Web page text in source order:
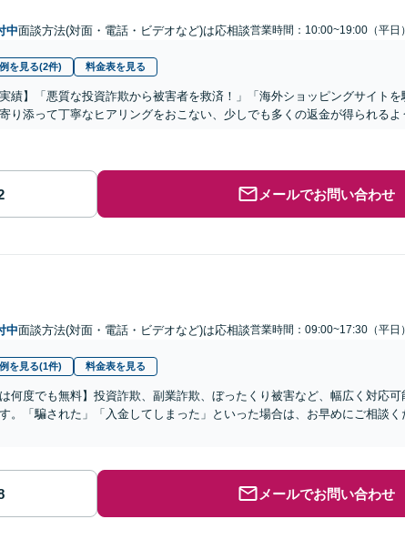
中面談方法(対面・電話・ビデオなど)は応相談営業時間：10:00~19:00（平日）
を見る(2件) 料金表を見る
績】「悪質な投資詐欺から被害者を救済！」「海外ショッピングサイト
り添って丁寧なヒアリングをおこない、少しでも多くの返金が得られるよ
メールでお問い合わせ
中面談方法(対面・電話・ビデオなど)は応相談営業時間：09:00~17:30（平日）
を見る(1件) 料金表を見る
何度でも無料】投資詐欺、副業詐欺、ぼったくり被害など、幅広く対応
。「騙された」「入金してしまった」といった場合は、お早めにご相談く
メールでお問い合わせ